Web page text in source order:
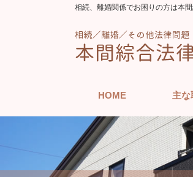
相続、離婚関係でお困りの方は本
HOME 主な